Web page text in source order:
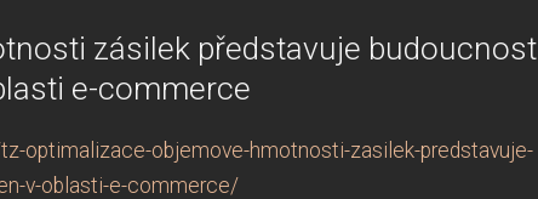
zásilek představuje budoucnost
e-commerce
optimalizace-objemove-hmotnosti-zasilek-predstavuje-
v-oblasti-e-commerce/